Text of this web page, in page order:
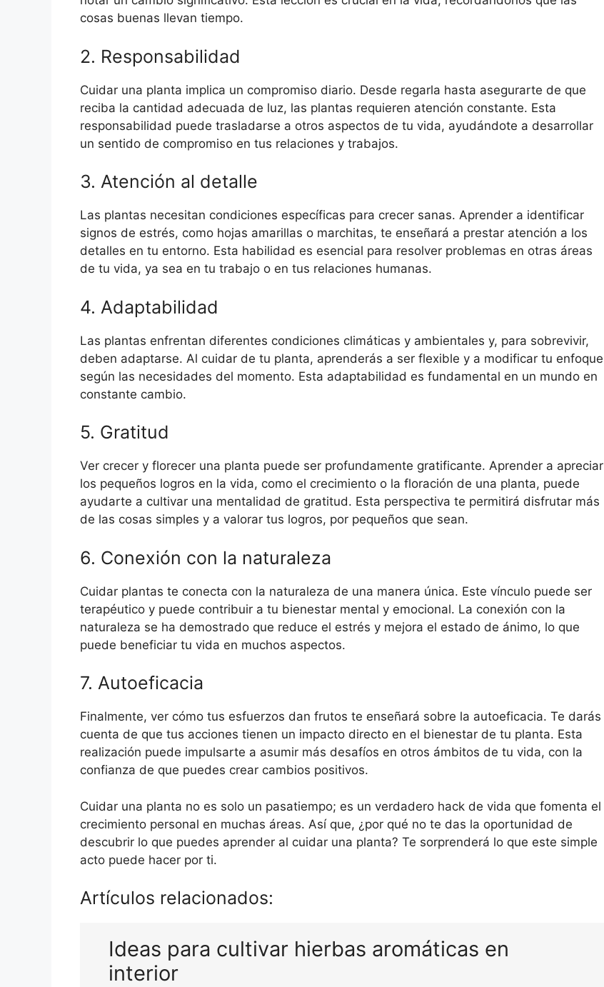
cosas buenas llevan tiempo.
2. Responsabilidad
Cuidar una planta implica un compromiso diario. Desde regarla hasta asegurarte de que
reciba la cantidad adecuada de luz, las plantas requieren atención constante. Esta
responsabilidad puede trasladarse a otros aspectos de tu vida, ayudándote a desarrollar
un sentido de compromiso en tus relaciones y trabajos.
3. Atención al detalle
Las plantas necesitan condiciones específicas para crecer sanas. Aprender a identificar
signos de estrés, como hojas amarillas o marchitas, te enseñará a prestar atención a los
detalles en tu entorno. Esta habilidad es esencial para resolver problemas en otras áreas
de tu vida, ya sea en tu trabajo o en tus relaciones humanas.
4. Adaptabilidad
Las plantas enfrentan diferentes condiciones climáticas y ambientales y, para sobrevivir,
deben adaptarse. Al cuidar de tu planta, aprenderás a ser flexible y a modificar tu enfoque
según las necesidades del momento. Esta adaptabilidad es fundamental en un mundo en
constante cambio.
5. Gratitud
Ver crecer y florecer una planta puede ser profundamente gratificante. Aprender a apreciar
los pequeños logros en la vida, como el crecimiento o la floración de una planta, puede
ayudarte a cultivar una mentalidad de gratitud. Esta perspectiva te permitirá disfrutar más
de las cosas simples y a valorar tus logros, por pequeños que sean.
6. Conexión con la naturaleza
Cuidar plantas te conecta con la naturaleza de una manera única. Este vínculo puede ser
terapéutico y puede contribuir a tu bienestar mental y emocional. La conexión con la
naturaleza se ha demostrado que reduce el estrés y mejora el estado de ánimo, lo que
puede beneficiar tu vida en muchos aspectos.
7. Autoeficacia
Finalmente, ver cómo tus esfuerzos dan frutos te enseñará sobre la autoeficacia. Te darás
cuenta de que tus acciones tienen un impacto directo en el bienestar de tu planta. Esta
realización puede impulsarte a asumir más desafíos en otros ámbitos de tu vida, con la
confianza de que puedes crear cambios positivos.
Cuidar una planta no es solo un pasatiempo; es un verdadero hack de vida que fomenta el
crecimiento personal en muchas áreas. Así que, ¿por qué no te das la oportunidad de
descubrir lo que puedes aprender al cuidar una planta? Te sorprenderá lo que este simple
acto puede hacer por ti.
Artículos relacionados:
Ideas para cultivar hierbas aromáticas en
interior